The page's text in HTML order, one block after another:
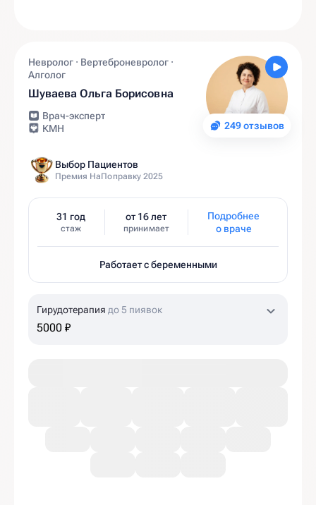
249 отзывов
Невролог · Вертеброневролог ·
Алголог
Шуваева Ольга Борисовна
Врач-эксперт
КМН
Выбор Пациентов
Премия НаПоправку 2025
31 год
стаж
от 16 лет
принимает
Подробнее
о враче
Работает с беременными
Гирудотерапия до 5 пиявок
5000 ₽